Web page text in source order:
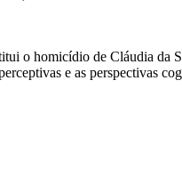
o homicídio de Cláudia da
e as perspectivas